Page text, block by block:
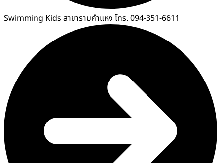
Swimming Kids สาขารามคำแหง โทร. 094-351-6611